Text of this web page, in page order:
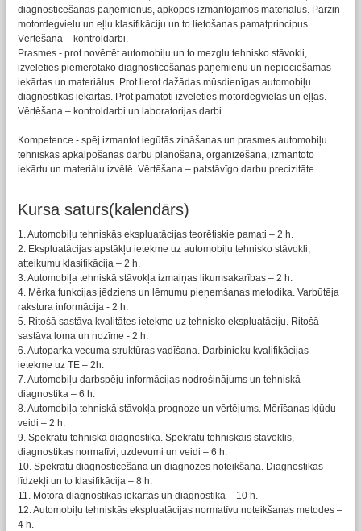
diagnosticēšanas paņēmienus, apkopēs izmantojamos materiālus. Pārzin
motordegvielu un eļļu klasifikāciju un to lietošanas pamatprincipus.
Vērtēšana – kontroldarbi.
Prasmes - prot novērtēt automobiļu un to mezglu tehnisko stāvokli,
izvēlēties piemērotāko diagnosticēšanas paņēmienu un nepieciešamās
iekārtas un materiālus. Prot lietot dažādas mūsdienīgas automobiļu
diagnostikas iekārtas. Prot pamatoti izvēlēties motordegvielas un eļļas.
Vērtēšana – kontroldarbi un laboratorijas darbi.
Kompetence - spēj izmantot iegūtās zināšanas un prasmes automobiļu
tehniskās apkalpošanas darbu plānošanā, organizēšanā, izmantoto
iekārtu un materiālu izvēlē. Vērtēšana – patstāvīgo darbu precizitāte.
Kursa saturs(kalendārs)
1. Automobiļu tehniskās ekspluatācijas teorētiskie pamati – 2 h.
2. Ekspluatācijas apstākļu ietekme uz automobiļu tehnisko stāvokli,
atteikumu klasifikācija – 2 h.
3. Automobiļa tehniskā stāvokļa izmaiņas likumsakarības – 2 h.
4. Mērķa funkcijas jēdziens un lēmumu pieņemšanas metodika. Varbūtēja
rakstura informācija - 2 h.
5. Ritošā sastāva kvalitātes ietekme uz tehnisko ekspluatāciju. Ritošā
sastāva loma un nozīme - 2 h.
6. Autoparka vecuma struktūras vadīšana. Darbinieku kvalifikācijas
ietekme uz TE – 2h.
7. Automobiļu darbspēju informācijas nodrošinājums un tehniskā
diagnostika – 6 h.
8. Automobiļa tehniskā stāvokļa prognoze un vērtējums. Mērīšanas kļūdu
veidi – 2 h.
9. Spēkratu tehniskā diagnostika. Spēkratu tehniskais stāvoklis,
diagnostikas normatīvi, uzdevumi un veidi – 6 h.
10. Spēkratu diagnosticēšana un diagnozes noteikšana. Diagnostikas
līdzekļi un to klasifikācija – 8 h.
11. Motora diagnostikas iekārtas un diagnostika – 10 h.
12. Automobiļu tehniskās ekspluatācijas normatīvu noteikšanas metodes –
4 h.